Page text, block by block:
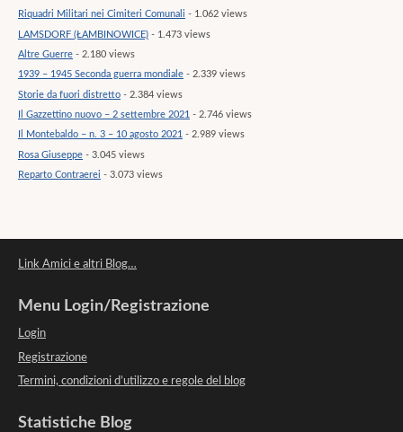
Riquadri Militari nei Cimiteri Comunali - 1.062 views
LAMSDORF (ŁAMBINOWICE) - 1.473 views
Altre Guerre - 2.180 views
1939 – 1945 Seconda guerra mondiale - 2.339 views
Storie da fuori distretto - 2.384 views
Il Gazzettino nuovo – 2 settembre 2021 - 2.746 views
Il Montebaldo – n. 3 – 10 agosto 2021 - 2.989 views
Rosa Giuseppe - 3.045 views
Reparto Contraerei - 3.073 views
Link Amici e altri Blog…
Menu Login/Registrazione
Login
Registrazione
Termini, condizioni d’utilizzo e regole del blog
Statistiche Blog